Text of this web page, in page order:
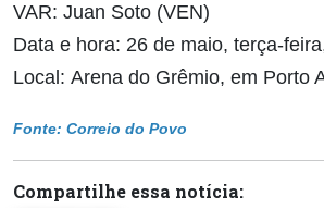
VAR: Juan Soto (VEN)
Data e hora: 26 de maio, terça-
Local: Arena do Grêmio, em Porto
Fonte: Correio do Povo
Compartilhe essa notícia: